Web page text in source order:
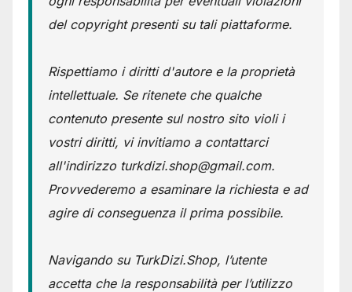
del copyright presenti su tali piattaforme.
Rispettiamo i diritti d'autore e la proprietà
intellettuale. Se ritenete che qualche
contenuto presente sul nostro sito violi i
vostri diritti, vi invitiamo a contattarci
all'indirizzo turkdizi.shop@gmail.com.
Provvederemo a esaminare la richiesta e ad
agire di conseguenza il prima possibile.
Navigando su TurkDizi.Shop, l’utente
accetta che la responsabilità per l’utilizzo